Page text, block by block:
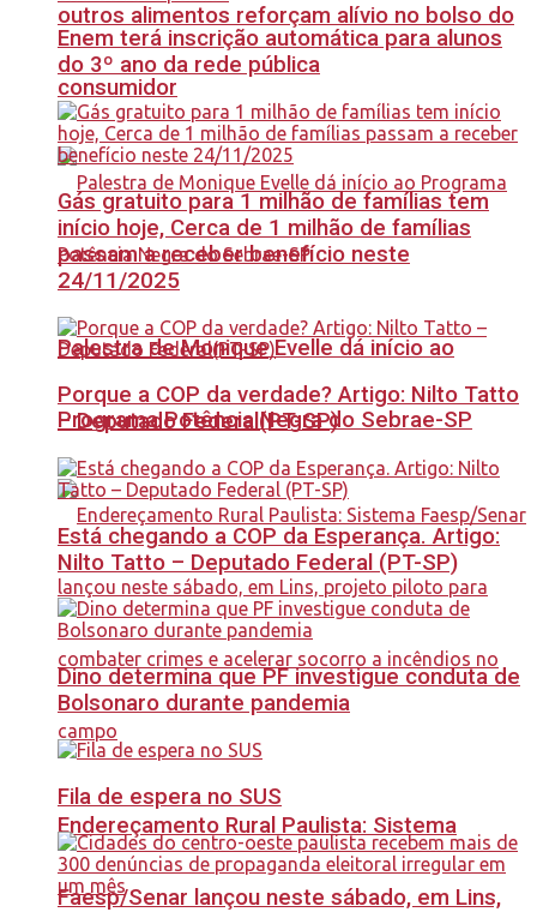
outros alimentos reforçam alívio no bolso do
consumidor
Palestra de Monique Evelle dá início ao
Programa Potência Negra do Sebrae-SP
Endereçamento Rural Paulista: Sistema
Faesp/Senar lançou neste sábado, em Lins,
Enem terá inscrição automática para alunos
do 3º ano da rede pública
Gás gratuito para 1 milhão de famílias tem
início hoje, Cerca de 1 milhão de famílias
passam a receber benefício neste
24/11/2025
Porque a COP da verdade? Artigo: Nilto Tatto
– Deputado Federal(PT-SP)
Está chegando a COP da Esperança. Artigo:
Nilto Tatto – Deputado Federal (PT-SP)
Dino determina que PF investigue conduta de
Bolsonaro durante pandemia
Fila de espera no SUS